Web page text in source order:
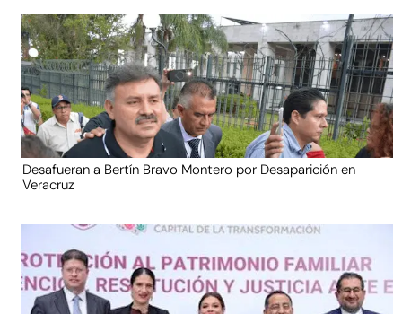
Desafueran a Bertín Bravo Montero por Desaparición en
Veracruz